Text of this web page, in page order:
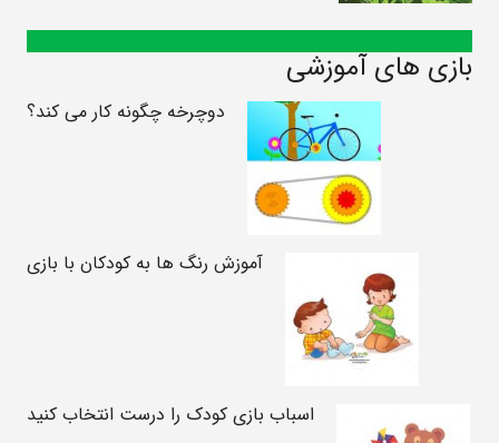
بازی های آموزشی
دوچرخه چگونه کار می کند؟
آموزش رنگ ها به کودکان با بازی
اسباب بازی کودک را درست انتخاب کنید